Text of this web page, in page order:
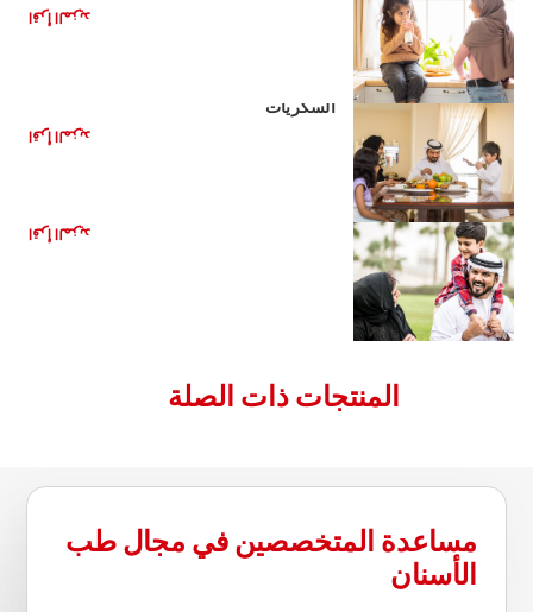
اقرأ المزيد
السكريات
اقرأ المزيد
اقرأ المزيد
المنتجات ذات الصلة
مساعدة المتخصصين في مجال طب
الأسنان